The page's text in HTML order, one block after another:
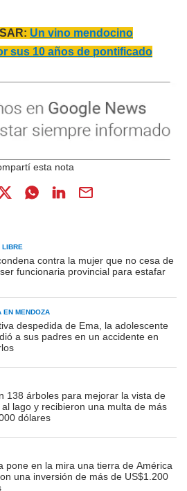
Un vino mendocino
sus 10 años de pontificado
LIBRE
contra la mujer que no cesa de
funcionaria provincial para estafar
EN MENDOZA
despedida de Ema, la adolescente
a sus padres en un accidente en
138 árboles para mejorar la vista de
lago y recibieron una multa de más
dólares
pone en la mira una tierra de América
una inversión de más de US$1.200